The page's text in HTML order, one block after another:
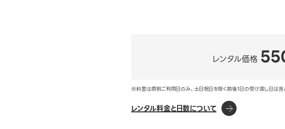
レンタル価格
※料金は原則ご利用日のみ。土日祝日を除く前後1日の受け渡し日は含
レンタル料金と日数について